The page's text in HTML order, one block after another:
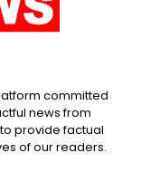
committed
news from
provide factual
of our readers.